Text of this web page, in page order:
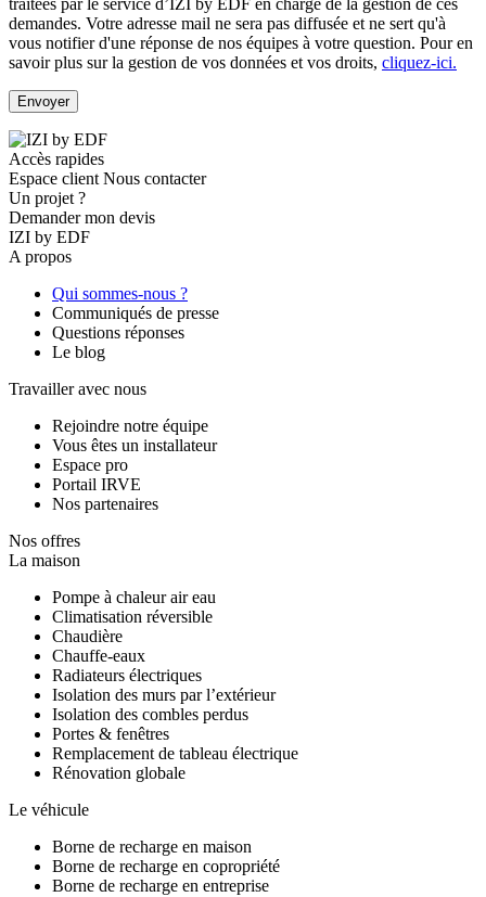
traitées par le service d’IZI by EDF en charge de la gestion de ces
demandes. Votre adresse mail ne sera pas diffusée et ne sert qu'à
vous notifier d'une réponse de nos équipes à votre question. Pour en
savoir plus sur la gestion de vos données et vos droits, cliquez-ici.
Accès rapides
Espace client Nous contacter
Un projet ?
Demander mon devis
IZI by EDF
A propos
Qui sommes-nous ?
Communiqués de presse
Questions réponses
Le blog
Travailler avec nous
Rejoindre notre équipe
Vous êtes un installateur
Espace pro
Portail IRVE
Nos partenaires
Nos offres
La maison
Pompe à chaleur air eau
Climatisation réversible
Chaudière
Chauffe-eaux
Radiateurs électriques
Isolation des murs par l’extérieur
Isolation des combles perdus
Portes & fenêtres
Remplacement de tableau électrique
Rénovation globale
Le véhicule
Borne de recharge en maison
Borne de recharge en copropriété
Borne de recharge en entreprise